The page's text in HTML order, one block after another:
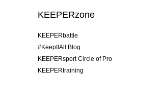
KEEPERzone
KEEPERbattle
#KeepItAll Blog
KEEPERsport Circle of Pro
KEEPERtraining